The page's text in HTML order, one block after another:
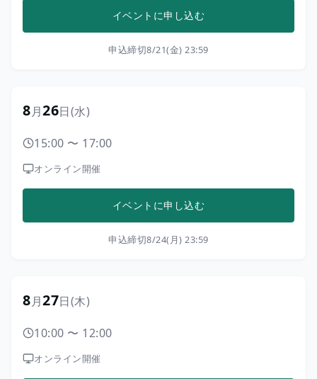
イベントに申し込む
申込締切8/21(金) 23:59
8月26日(水)
15:00 〜 17:00
オンライン開催
イベントに申し込む
申込締切8/24(月) 23:59
8月27日(木)
10:00 〜 12:00
オンライン開催